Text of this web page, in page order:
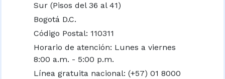
Sur (Pisos del 36 al 41)
Bogotá D.C.
Código Postal: 110311
Horario de atención: Lunes a viernes
8:00 a.m. - 5:00 p.m.
Línea gratuita nacional: (+57) 01 8000